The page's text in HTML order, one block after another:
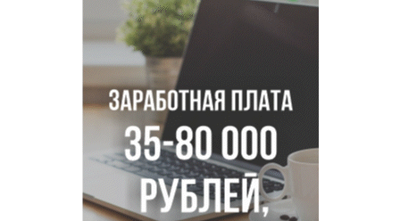
Новосибирец подарил «боевую десятку» для эвакуации
В Новосибирске корпорация кукол из США подала в суд
на приставов
В Новосибирске минздрав объявил бесплатную
диспансеризацию для 65-летних